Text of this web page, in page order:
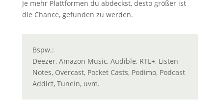
Je mehr Plattformen du abdeckst, desto größer ist
die Chance, gefunden zu werden.
Bspw.:
Deezer, Amazon Music, Audible, RTL+, Listen
Notes, Overcast, Pocket Casts, Podimo, Podcast
Addict, TuneIn, uvm.